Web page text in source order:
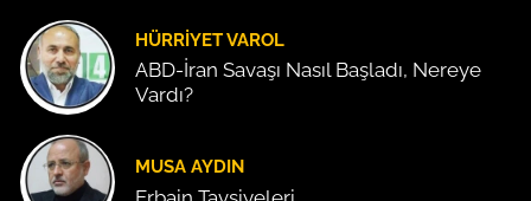
HÜRRIYET VAROL
ABD-İran Savaşı Nasıl Başladı, Nereye
Vardı?
MUSA AYDIN